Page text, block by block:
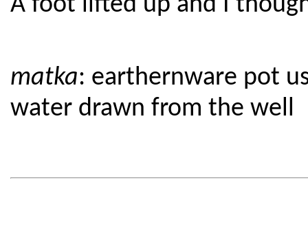
matka: earthernware pot
water drawn from the well